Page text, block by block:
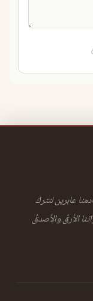
عابرين لنتركَ
الأرقّ والأصدقُ